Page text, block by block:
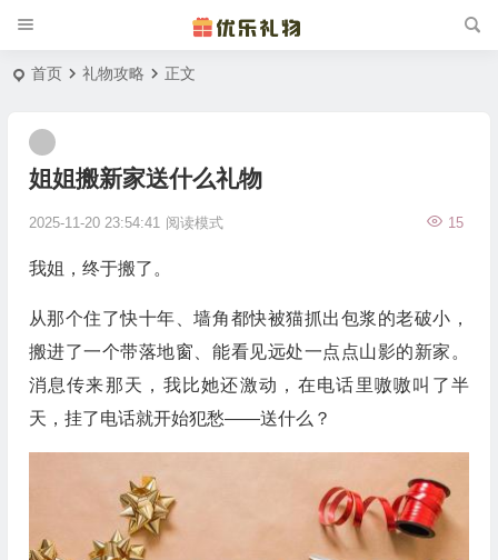
首页 礼物攻略 正文
姐姐搬新家送什么礼物
2025-11-20 23:54:41 15
阅读模式
我姐，终于搬了。
从那个住了快十年、墙角都快被猫抓出包浆的老破小，
搬进了一个带落地窗、能看见远处一点点山影的新家。
消息传来那天，我比她还激动，在电话里嗷嗷叫了半
天，挂了电话就开始犯愁——送什么？